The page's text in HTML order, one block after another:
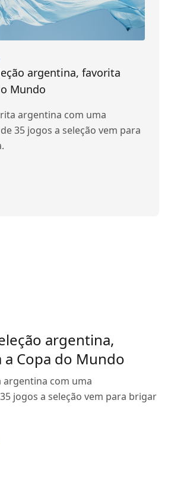
argentina, favorita
Mundo
argentina com uma
35 jogos a seleção vem para
argentina,
Copa do Mundo
argentina com uma
jogos a seleção vem para brigar